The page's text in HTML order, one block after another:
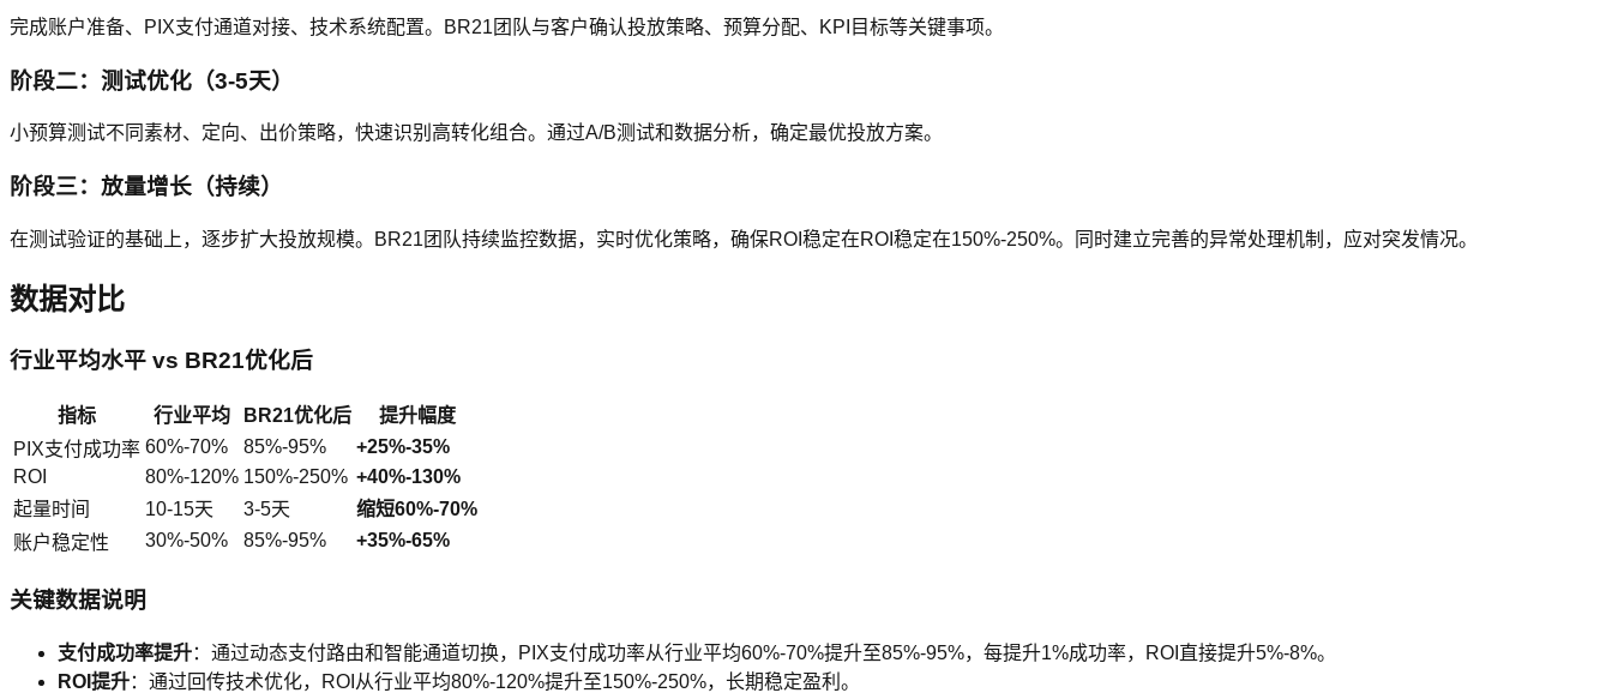
完成账户准备、PIX支付通道对接、技术系统配置。BR21团队与客户确认投放策略、预算分配、KPI目标等关键事项。
阶段二：测试优化（3-5天）
小预算测试不同素材、定向、出价策略，快速识别高转化组合。通过A/B测试和数据分析，确定最优投放方案。
阶段三：放量增长（持续）
在测试验证的基础上，逐步扩大投放规模。BR21团队持续监控数据，实时优化策略，确保ROI稳定在ROI稳定在150%-250%。同时建立完善的异常处理机制，应对突发情况。
数据对比
行业平均水平 vs BR21优化后
指标 行业平均 BR21优化后
提升幅度
PIX支付成功率 60%-70% 85%-95%
+25%-35%
ROI
80%-120% 150%-250% +40%-130%
起量时间
10-15天 3-5天
缩短60%-70%
账户稳定性
30%-50% 85%-95% +35%-65%
关键数据说明
支付成功率提升：通过动态支付路由和智能通道切换，PIX支付成功率从行业平均60%-70%提升至85%-95%，每提升1%成功率，ROI直接提升5%-8%。
ROI提升：通过回传技术优化，ROI从行业平均80%-120%提升至150%-250%，长期稳定盈利。